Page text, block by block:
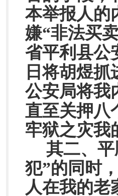
本举报人的
嫌“非法买
省平利县公
日将胡煜
公安局将我
直至关押八
牢狱之灾我
其二、
犯”的同时
人在我的老